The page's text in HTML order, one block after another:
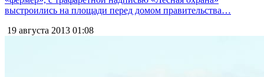
выстроились на площади перед домом правительства…
19 августа 2013 01:08